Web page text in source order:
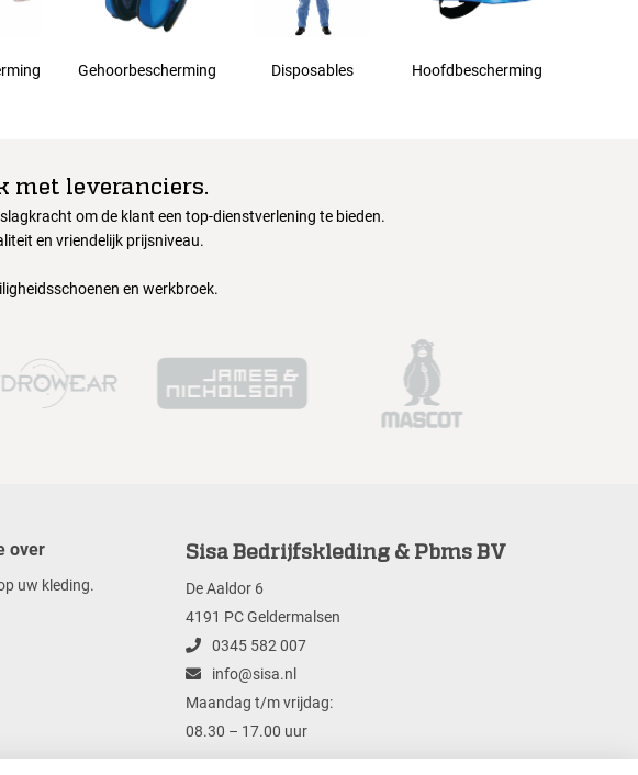
Gehoorbescherming Disposables Hoofdbescherming
met leveranciers.
om de klant een top-dienstverlening te bieden.
en vriendelijk prijsniveau.
en werkbroek.
over
uw kleding.
Sisa Bedrijfskleding & Pbms BV
De Aaldor 6
4191 PC Geldermalsen
0345 582 007
info@sisa.nl
Maandag t/m vrijdag:
08.30 – 17.00 uur